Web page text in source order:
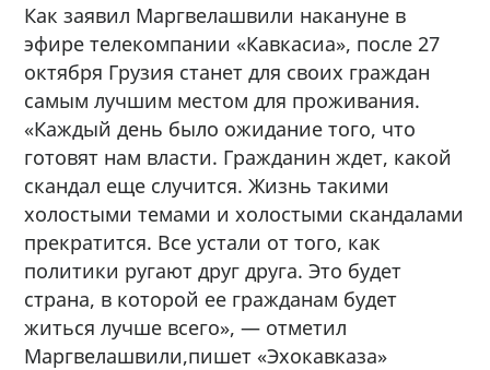
Как заявил Маргвелашвили накануне в
эфире телекомпании «Кавкасиа», после 27
октября Грузия станет для своих граждан
самым лучшим местом для проживания.
«Каждый день было ожидание того, что
готовят нам власти. Гражданин ждет, какой
скандал еще случится. Жизнь такими
холостыми темами и холостыми скандалами
прекратится. Все устали от того, как
политики ругают друг друга. Это будет
страна, в которой ее гражданам будет
житься лучше всего», — отметил
Маргвелашвили,пишет «Эхокавказа»